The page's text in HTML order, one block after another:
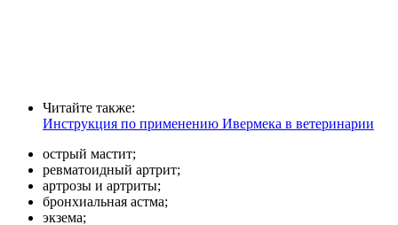
Читайте также:
Инструкция по применению Ивермека в ветеринарии
острый мастит;
ревматоидный артрит;
артрозы и артриты;
бронхиальная астма;
экзема;